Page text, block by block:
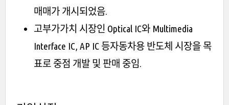
매매가 개시되었음.
고부가가치 시장인 Optical IC와 Multimedia
Interface IC, AP IC 등자동차용 반도체 시장을 목
표로 중점 개발 및 판매 중임.